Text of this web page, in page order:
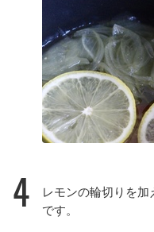
4
レモンの輪切りを
です。